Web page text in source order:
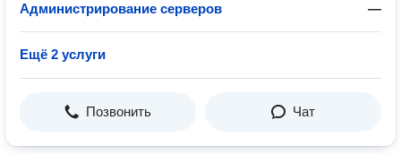
Администрирование серверов —
Ещё 2 услуги
Позвонить Чат